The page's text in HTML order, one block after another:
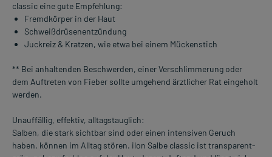
classic eine gute Empfehlung:
Fremdkörper in der Haut
Schweißdrüsenentzündung
Juckreiz & Kratzen, wie etwa bei einem Mückenstich
** Bei anhaltenden Beschwerden, einer Verschlimmerung oder
dem Auftreten von Fieber sollte umgehend ärztlicher Rat eingeholt
werden.
Unauffällig, effektiv, alltagstauglich:
Salben, die stark sichtbar sind oder einen intensiven Geruch
haben, können im Alltag stören. ilon Salbe classic ist transparent-